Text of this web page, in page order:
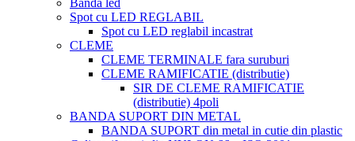
Banda led
Spot cu LED REGLABIL
Spot cu LED reglabil incastrat
CLEME
CLEME TERMINALE fara suruburi
CLEME RAMIFICATIE (distributie)
SIR DE CLEME RAMIFICATIE
(distributie) 4poli
BANDA SUPORT DIN METAL
BANDA SUPORT din metal in cutie din plastic